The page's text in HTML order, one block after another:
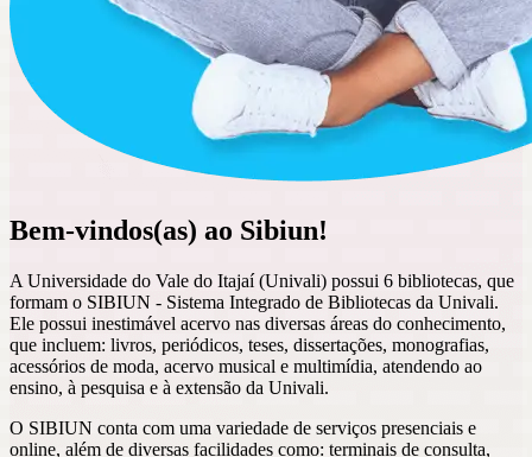
Bem-vindos(as) ao Sibiun!
A Universidade do Vale do Itajaí (Univali) possui 6 bibliotecas, que
formam o SIBIUN - Sistema Integrado de Bibliotecas da Univali.
Ele possui inestimável acervo nas diversas áreas do conhecimento,
que incluem: livros, periódicos, teses, dissertações, monografias,
acessórios de moda, acervo musical e multimídia, atendendo ao
ensino, à pesquisa e à extensão da Univali.
O SIBIUN conta com uma variedade de serviços presenciais e
online, além de diversas facilidades como: terminais de consulta,